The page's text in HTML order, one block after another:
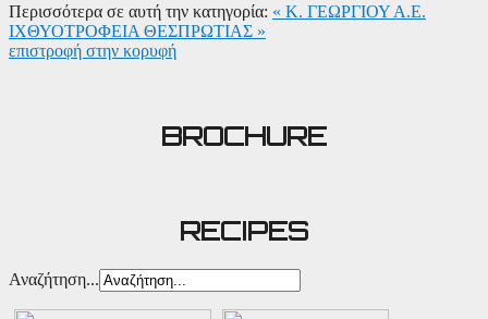
Περισσότερα σε αυτή την κατηγορία: « Κ. ΓΕΩΡΓΙΟΥ Α.Ε.
ΙΧΘΥΟΤΡΟΦΕΙΑ ΘΕΣΠΡΩΤΙΑΣ »
επιστροφή στην κορυφή
BROCHURE
RECIPES
Αναζήτηση...